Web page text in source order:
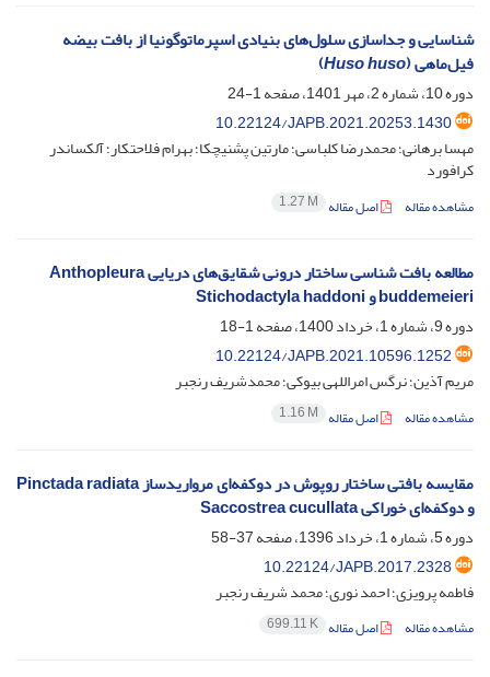
شناسایی و جداسازی سلول‌های بنیادی اسپرماتوگونیا از بافت بیضه
فیل‌ماهی (Huso huso
)
دوره 10، شماره 2، مهر 1401، صفحه
1-24
10.22124/JAPB.2021.20253.1430
مهسا برهانی؛ محمدرضا کلباسی؛ مارتین پشنیچکا؛ بهرام فلاحتکار؛ آلکساندر
کرافورد
مشاهده مقاله اصل مقاله 1.27 M
مطالعه بافت شناسی ساختار درونی شقایق‌های دریایی Anthopleura
buddemeieri و Stichodactyla haddoni
دوره 9، شماره 1، خرداد 1400، صفحه
1-18
10.22124/JAPB.2021.10596.1252
مریم آذین؛ نرگس امراللهی بیوکی؛ محمدشریف رنجبر
مشاهده مقاله اصل مقاله 1.16 M
مقایسه بافتی ساختار روپوش در دوکفه‌ای مرواریدساز Pinctada radiata
و دوکفه‌ای خوراکی Saccostrea cucullata
دوره 5، شماره 1، خرداد 1396، صفحه
37-58
10.22124/JAPB.2017.2328
فاطمه پرویزی؛ احمد نوری؛ محمد شریف رنجبر
مشاهده مقاله اصل مقاله 699.11 K